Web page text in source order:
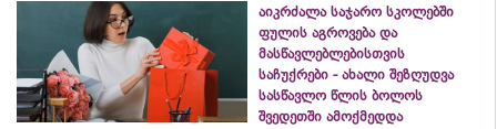
აიკრძალა საჯარო სკოლებში
ფულის აგროვება და
მასწავლებლებისთვის
საჩუქრები - ახალი შეზღუდვა
სასწავლო წლის ბოლოს
შვედეთში ამოქმედდა